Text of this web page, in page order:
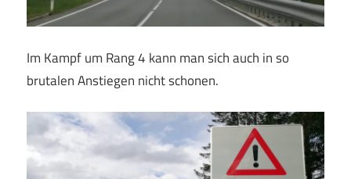
Im Kampf um Rang 4 kann man sich auch in so
brutalen Anstiegen nicht schonen.